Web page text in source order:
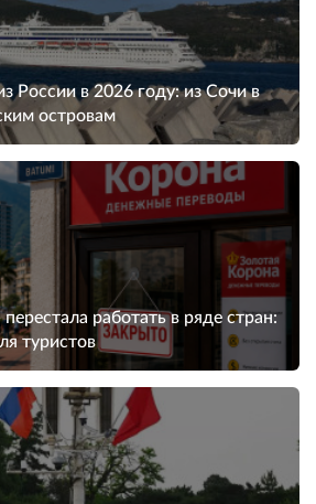
России в 2026 году: из Сочи в
островам
работать в ряде стран:
туристов